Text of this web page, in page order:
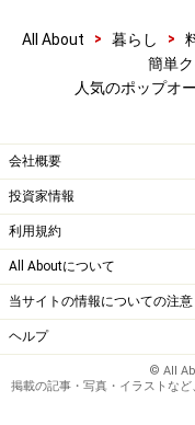
無塩バター10gも
溶かしておいた無塩
All About > 暮らし >
簡単
人気のポップオ
会社概要
投資家情報
利用規約
All Aboutについて
当サイトの情報についての注意
ヘルプ
© All
掲載の記事・写真・イラストな